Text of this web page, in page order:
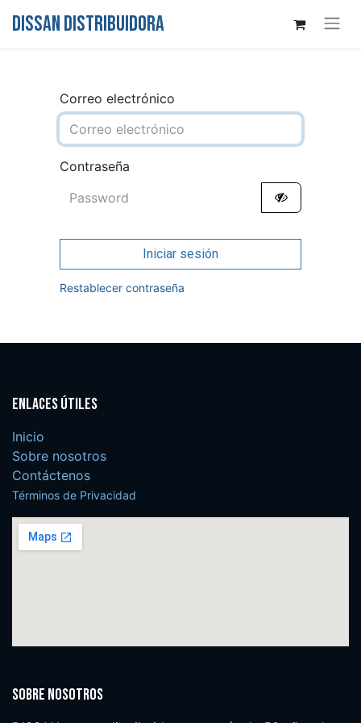
DISSAN DISTRIBUIDORA
Correo electrónico
Contraseña
Iniciar sesión
Restablecer contraseña
Enlaces útiles
Inicio
Sobre nosotros
Contáctenos
Términos de Privacidad
Sobre nosotros